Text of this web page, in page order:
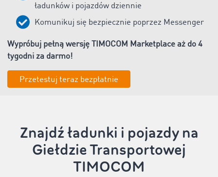
ładunków i pojazdów dziennie
Komunikuj się bezpiecznie poprzez Messenger
Wypróbuj pełną wersję TIMOCOM Marketplace aż do 4
tygodni za darmo!
Przetestuj teraz bezpłatnie
Znajdź ładunki i pojazdy na
Giełdzie Transportowej
TIMOCOM